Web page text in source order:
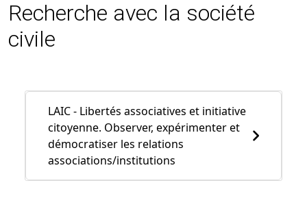
Recherche avec la société
civile
LAIC - Libertés associatives et initiative
citoyenne. Observer, expérimenter et
démocratiser les relations
associations/institutions